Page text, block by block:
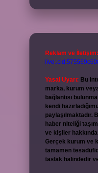
Reklam ve İletişim:
Yasal Uyarı: Bu
marka, kurum
bağlantısı
kendi
paylaşılmaktadır.
haber niteliği
ve kişiler
Gerçek kurum ve
tamamen
taslak halindedir